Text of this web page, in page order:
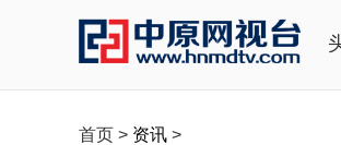
首页 > 资讯 >